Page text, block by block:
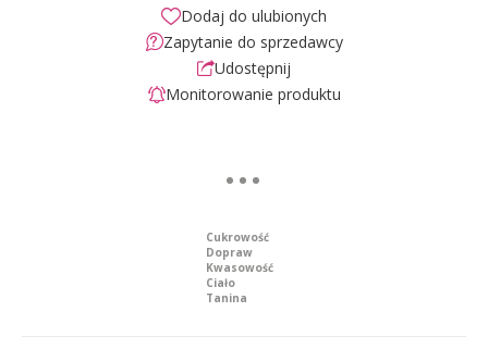
Dodaj do ulubionych
Zapytanie do sprzedawcy
Udostępnij
Monitorowanie produktu
Cukrowość
Dopraw
Kwasowość
Ciało
Tanina